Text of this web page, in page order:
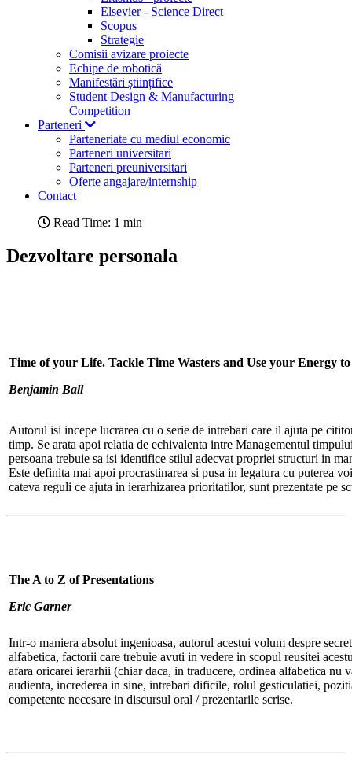
Elsevier - Science Direct
Scopus
Strategie
Comisii avizare proiecte
Echipe de robotică
Manifestări științifice
Student Design & Manufacturing
Competition
Parteneri
Parteneriate cu mediul economic
Parteneri universitari
Parteneri preuniversitari
Oferte angajare/internship
Contact
Read Time: 1 min
Dezvoltare personala
Time of your Life. Tackle Time Wasters and Use your Energy
Benjamin Ball
Autorul isi incepe lucrarea cu o serie de intrebari care il ajuta pe
timp. Se arata apoi relatia de echivalenta intre Managementul
persoana trebuie sa isi identifice stilul adecvat propriei structuri in
Este definita mai apoi procrastinarea si pusa in legatura cu puterea
cateva reguli ce ajuta in ierarhizarea prioritatilor, sunt prezentate pe
The A to Z of Presentations
Eric Garner
Intr-o maniera absolut ingenioasa, autorul acestui volum despre
alfabetica, factorii care trebuie avuti in vedere in scopul reusitei
afara oricarei ierarhii (chiar daca, in traducere, ordinea alfabetica
audienta, increderea in sine, intrebari dificile, rolul gesticulatiei,
competente necesare in discursul oral / prezentarile scrise.